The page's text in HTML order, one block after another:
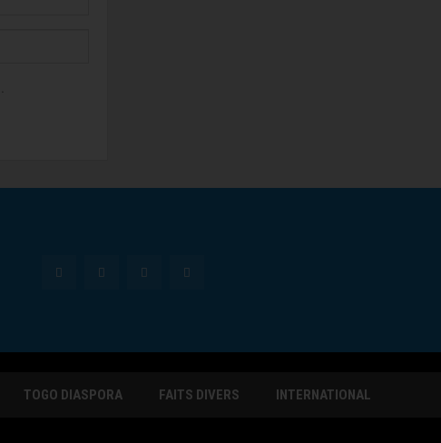
TOGO DIASPORA FAITS DIVERS INTERNATIONAL